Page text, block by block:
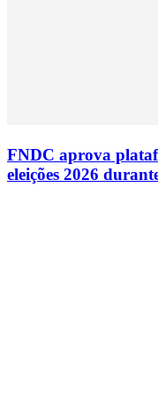
FNDC aprova
eleições 2026